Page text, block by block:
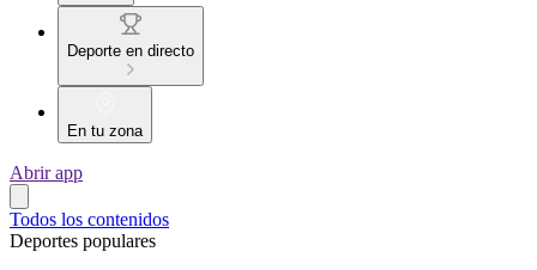
Deporte en directo
En tu zona
Abrir app
Todos los contenidos
Deportes populares